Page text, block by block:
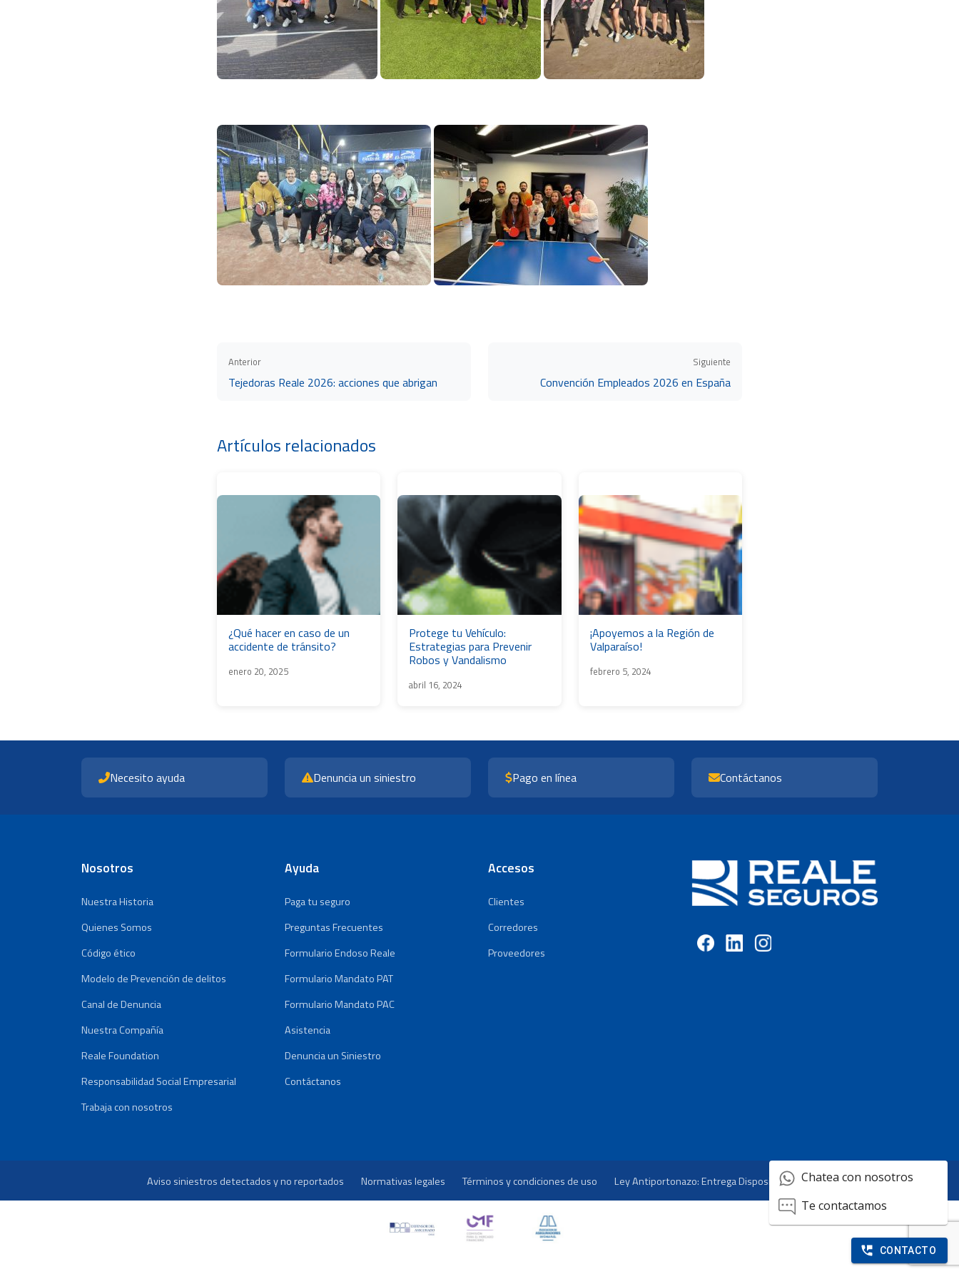
Chatea con nosotros
Te contactamos
CONTACTO
Anterior
Tejedoras Reale 2026: acciones que abrigan
Siguiente
Convención Empleados 2026 en España
Artículos relacionados
¿Qué hacer en caso de un
accidente de tránsito?
enero 20, 2025
Protege tu Vehículo:
Estrategias para Prevenir
Robos y Vandalismo
abril 16, 2024
¡Apoyemos a la Región de
Valparaíso!
febrero 5, 2024
Necesito ayuda Denuncia un siniestro Pago en línea Contáctanos
Nosotros
Nuestra Historia
Quienes Somos
Código ético
Modelo de Prevención de delitos
Canal de Denuncia
Nuestra Compañía
Reale Foundation
Responsabilidad Social Empresarial
Trabaja con nosotros
Ayuda
Paga tu seguro
Preguntas Frecuentes
Formulario Endoso Reale
Formulario Mandato PAT
Formulario Mandato PAC
Asistencia
Denuncia un Siniestro
Contáctanos
Accesos
Clientes
Corredores
Proveedores
Aviso siniestros detectados y no reportados Normativas legales Términos y condiciones de uso Ley Antiportonazo: Entrega Dispositivos GPS